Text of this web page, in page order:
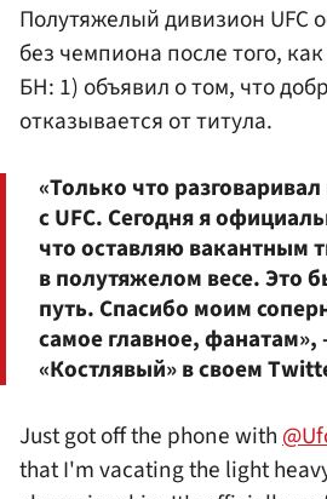
Полутяжелый дивизион UFC
без чемпиона после того, как
БН: 1) объявил о том, что
отказывается от титула.
«Только что
с UFC. Сегодня я
что оставляю вакантным
в полутяжелом весе. Это
путь. Спасибо моим
самое главное, фанатам»,
«Костлявый» в своем
Just got off the phone with
that I'm vacating the light